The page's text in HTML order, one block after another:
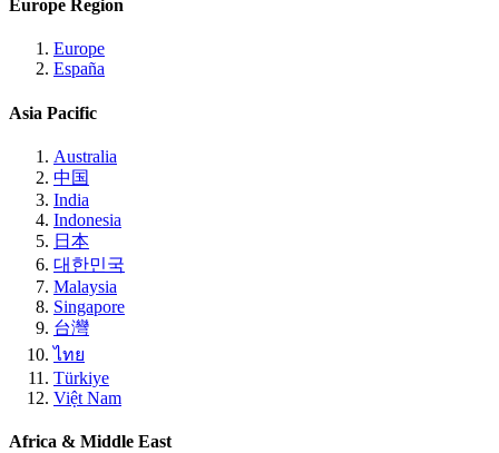
Europe Region
Europe
España
Asia Pacific
Australia
中国
India
Indonesia
日本
대한민국
Malaysia
Singapore
台灣
ไทย
Türkiye
Việt Nam
Africa & Middle East